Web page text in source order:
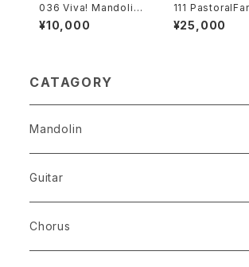
036 Viva! Mandolin
(ヴィヴァ！マンドリン）
¥10,000
111
-Violin ヴァイオ
ロとマンドリン
¥25,000
CATAGORY
Mandolin
The Best Selection
Set Package
Guitar
Chorus